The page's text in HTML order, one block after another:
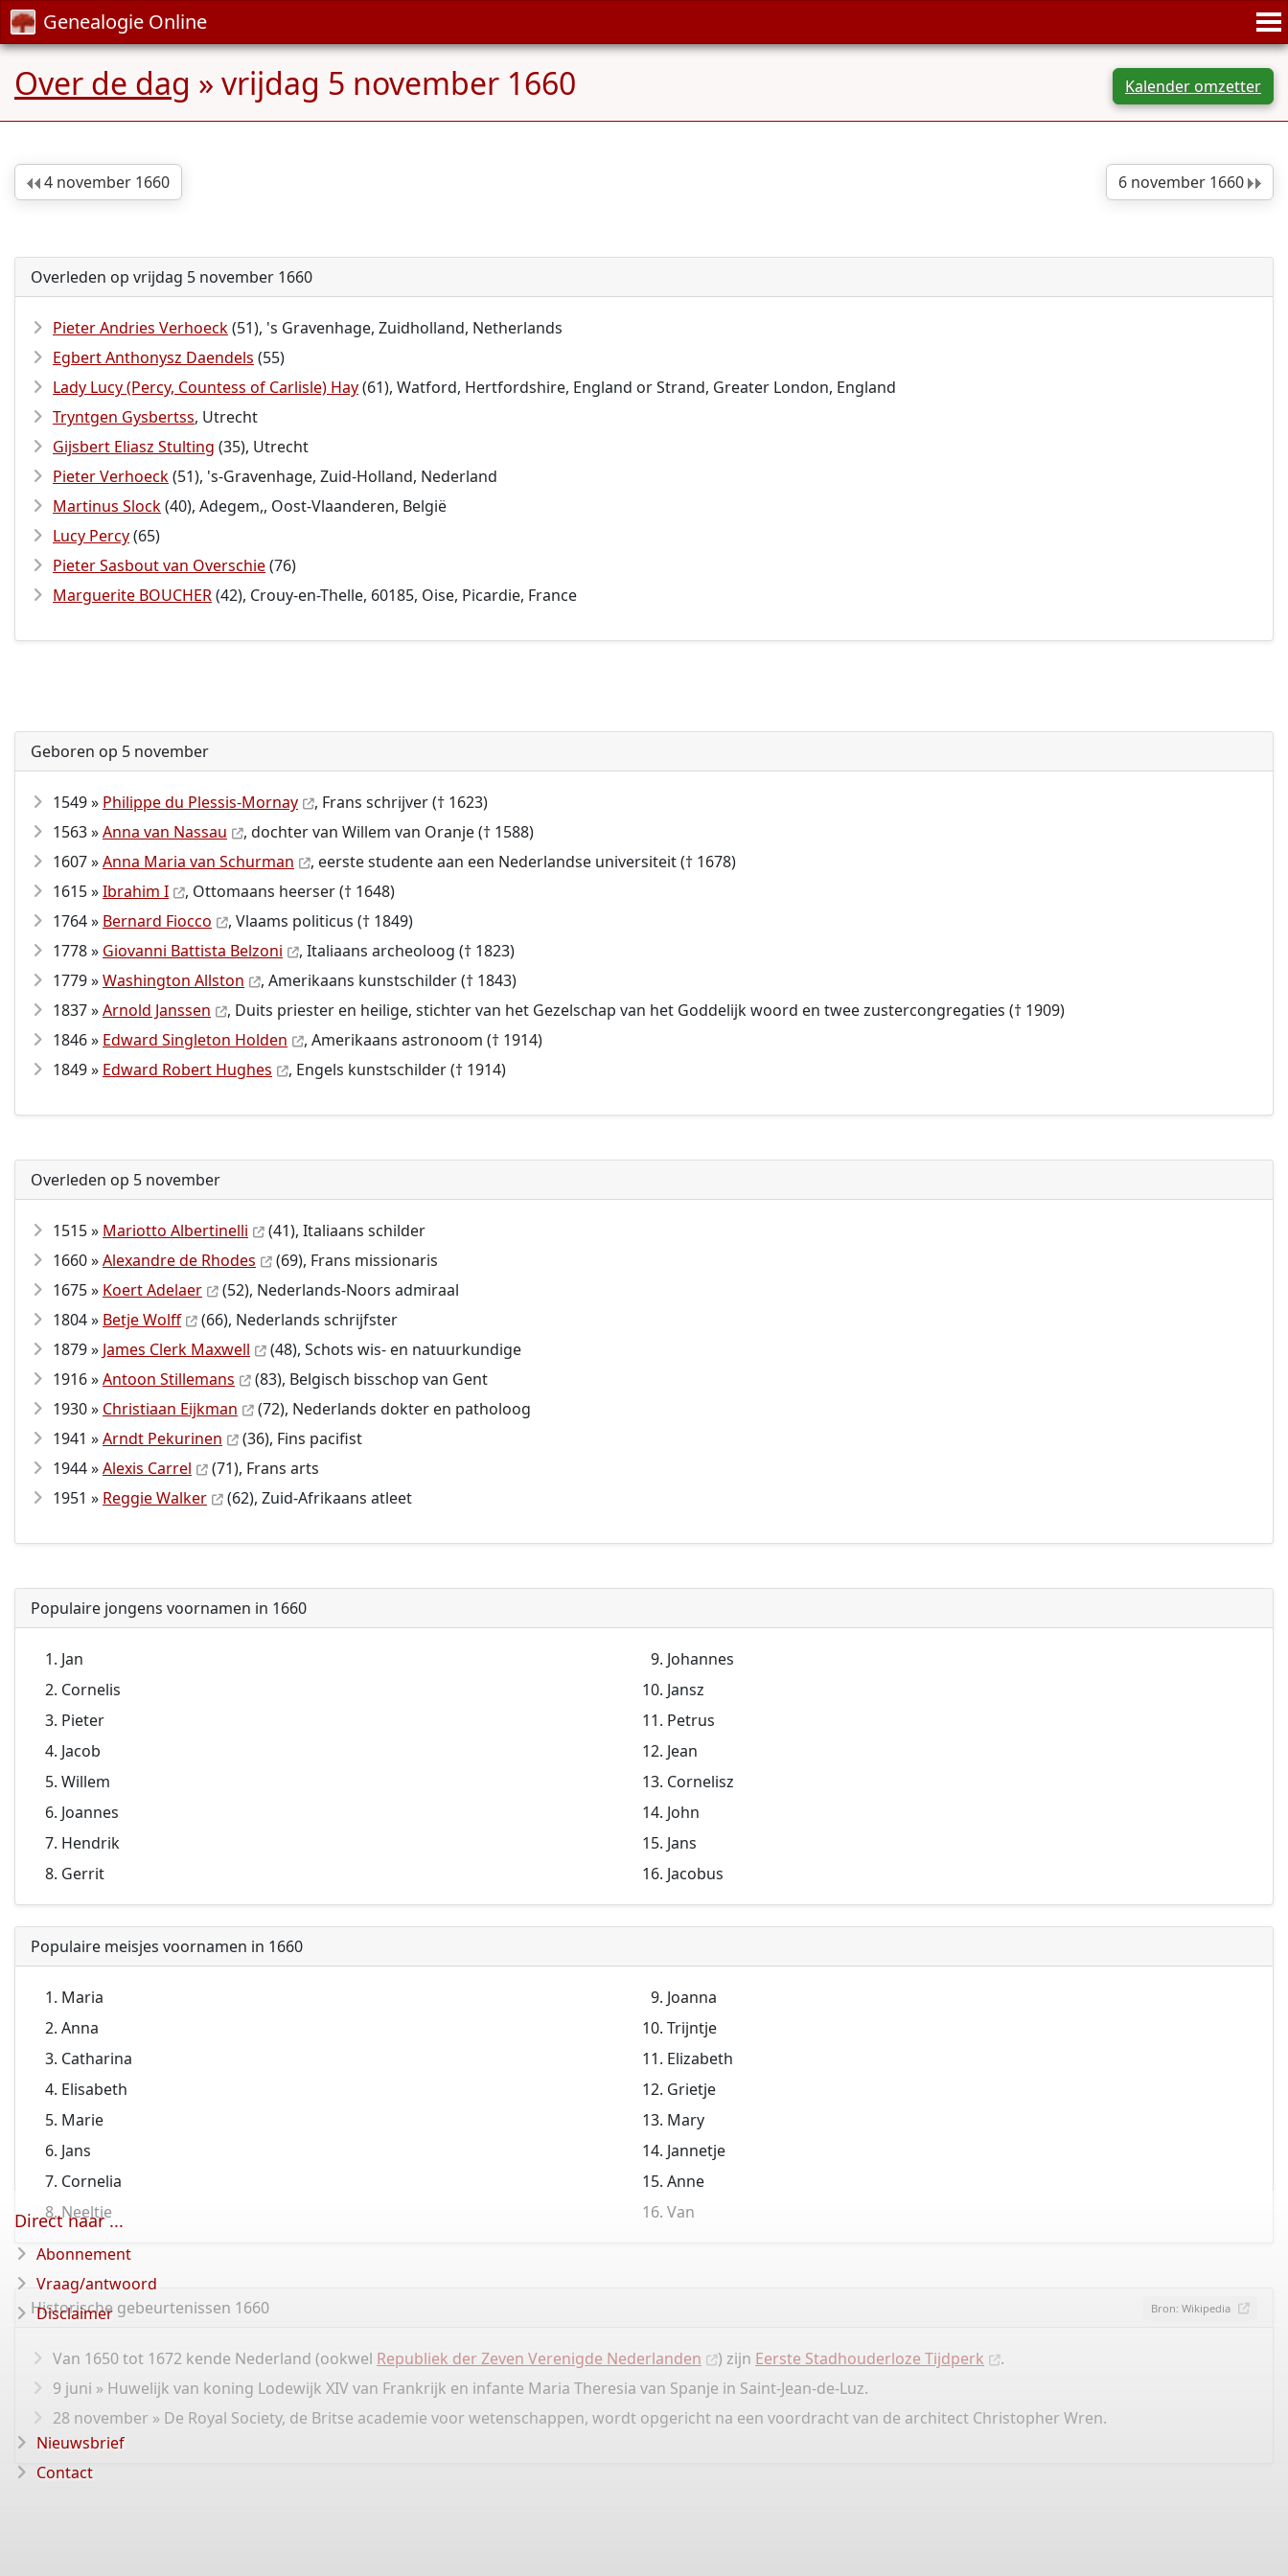
Genealogie Online
Over de dag » vrijdag 5 november 1660 Kalender omzetter
6 november 1660
4 november 1660
Overleden op vrijdag 5 november 1660
Pieter Andries Verhoeck(51), 's Gravenhage, Zuidholland, Netherlands
Egbert Anthonysz Daendels (55)
Lady Lucy (Percy, Countess of Carlisle) Hay(61), Watford, Hertfordshire, England or Strand, Greater London, England
Tryntgen Gysbertss, Utrecht
Gijsbert Eliasz Stulting (35), Utrecht
Pieter Verhoeck(51), 's-Gravenhage, Zuid-Holland, Nederland
Martinus Slock(40), Adegem,, Oost-Vlaanderen, België
Lucy Percy(65)
Pieter Sasbout van Overschie(76)
Marguerite BOUCHER(42), Crouy-en-Thelle, 60185, Oise, Picardie, France
Geboren op 5 november
1549 » Philippe du Plessis-Mornay
, Frans schrijver († 1623)
1563 »Anna van Nassau
, dochter van Willem van Oranje († 1588)
1607 »Anna Maria van Schurman
, eerste studente aan een Nederlandse universiteit († 1678)
1615 »Ibrahim I
, Ottomaans heerser († 1648)
1764 » Bernard Fiocco
, Vlaams politicus († 1849)
1778 » Giovanni Battista Belzoni
, Italiaans archeoloog († 1823)
1779 »Washington Allston
, Amerikaans kunstschilder († 1843)
1837 »Arnold Janssen
, Duits priester en heilige, stichter van het Gezelschap van het Goddelijk woord en twee zustercongregaties († 1909)
1846 » Edward Singleton Holden
, Amerikaans astronoom († 1914)
1849 » Edward Robert Hughes , Engels kunstschilder († 1914)
Overleden op 5 november
1515 » Mariotto Albertinelli
(41), Italiaans schilder
1660 »Alexandre de Rhodes
(69), Frans missionaris
1675 » Koert Adelaer
(52), Nederlands-Noors admiraal
1804 » Betje Wolff
(66), Nederlands schrijfster
1879 » James Clerk Maxwell
(48), Schots wis- en natuurkundige
1916 »Antoon Stillemans
(83), Belgisch bisschop van Gent
1930 » Christiaan Eijkman
(72), Nederlands dokter en patholoog
1941 »Arndt Pekurinen
(36), Fins pacifist
1944 »Alexis Carrel
(71), Frans arts
1951 » Reggie Walker (62), Zuid-Afrikaans atleet
Populaire jongens voornamen in 1660
Jan
Cornelis
Pieter
Jacob
Willem
Joannes
Hendrik
Gerrit
Johannes
Jansz
Petrus
Jean
Cornelisz
John
Jans
Jacobus
Populaire meisjes voornamen in 1660
Maria
Anna
Catharina
Elisabeth
Marie
Jans
Cornelia
Neeltje
Joanna
Trijntje
Elizabeth
Grietje
Mary
Jannetje
Anne
Van
Bron: Wikipedia
Historische gebeurtenissen 1660
Van 1650 tot 1672 kende Nederland (ookwel Republiek der Zeven Verenigde Nederlanden ) zijn Eerste Stadhouderloze Tijdperk
.
9 juni » Huwelijk van koning Lodewijk XIV van Frankrijk en infante Maria Theresia van Spanje in Saint-Jean-de-Luz.
28 november » De Royal Society, de Britse academie voor wetenschappen, wordt opgericht na een voordracht van de architect Christopher Wren.
Direct naar ...
Abonnement
Vraag/antwoord
Disclaimer
Nieuwsbrief
Contact